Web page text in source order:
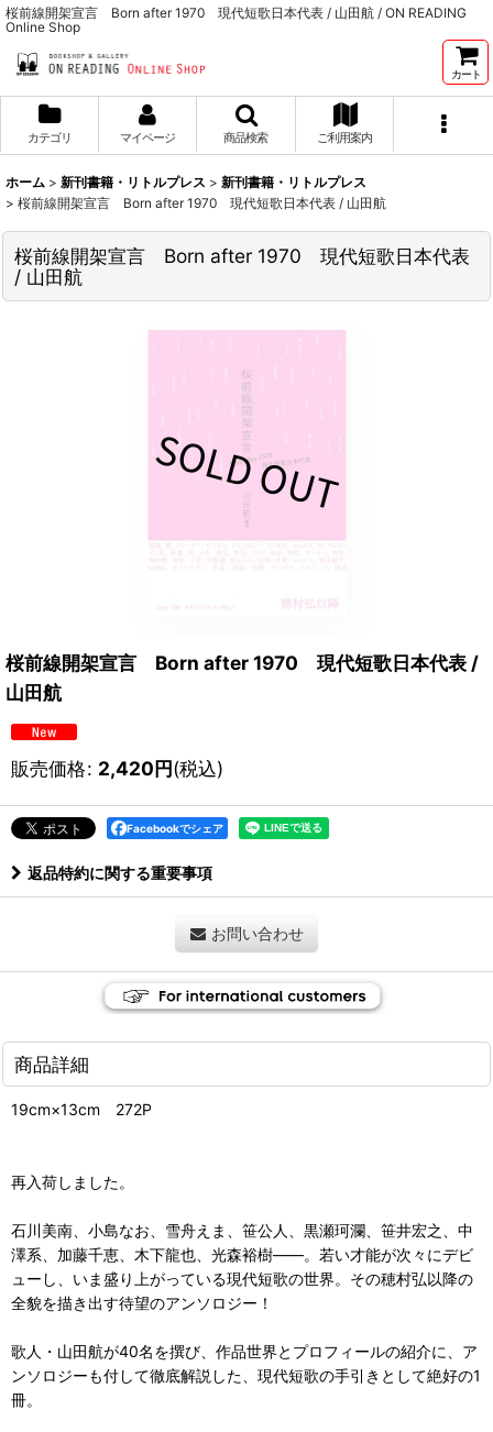
桜前線開架宣言 Born after 1970 現代短歌日本代表 / 山田航 / ON READING
Online Shop
カート
カテゴリ マイページ 商品検索 ご利用案内
ホーム > 新刊書籍・リトルプレス > 新刊書籍・リトルプレス
> 桜前線開架宣言 Born after 1970 現代短歌日本代表 / 山田航
桜前線開架宣言 Born after 1970 現代短歌日本代表
/ 山田航
桜前線開架宣言 Born after 1970 現代短歌日本代表 /
山田航
販売価格: 2,420円(税込)
Facebookでシェア
返品特約に関する重要事項
お問い合わせ
商品詳細
19cm×13cm 272P
再入荷しました。
石川美南、小島なお、雪舟えま、笹公人、黒瀬珂瀾、笹井宏之、中
澤系、加藤千恵、木下龍也、光森裕樹――。若い才能が次々にデビ
ューし、いま盛り上がっている現代短歌の世界。その穂村弘以降の
全貌を描き出す待望のアンソロジー！
歌人・山田航が40名を撰び、作品世界とプロフィールの紹介に、ア
ンソロジーも付して徹底解説した、現代短歌の手引きとして絶好の1
冊。